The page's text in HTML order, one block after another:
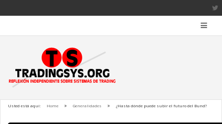
Usted está aquí: Home Generalidades ¿Hasta dónde puede subir el futuro del Bund?